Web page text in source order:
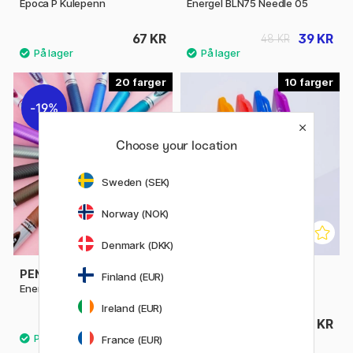
Epoca P Kulepenn
67 KR
Energel BLN75 Needle 05
39 KR
48 KR
20
19%
PENTEL
EnerGel BL77 Rollerball 07
10
49 KR
Choose your location
Sweden (SEK)
Norway (NOK)
Denmark (DKK)
Finland (EUR)
Ireland (EUR)
France (EUR)